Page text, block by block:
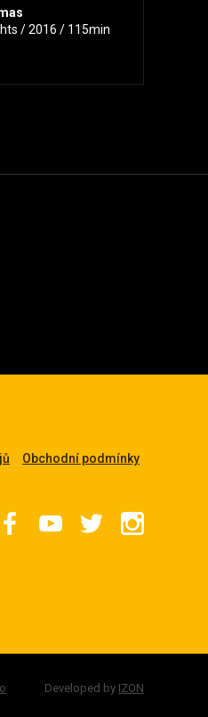
/ 2016 / 115min
Obchodní podmínky
Developed by IZON